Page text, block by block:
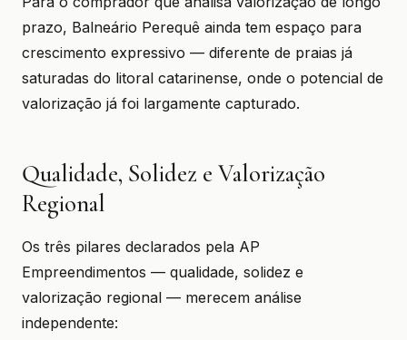
prazo, Balneário Perequê ainda tem espaço para
crescimento expressivo — diferente de praias já
saturadas do litoral catarinense, onde o potencial de
valorização já foi largamente capturado.
Qualidade, Solidez e Valorização
Regional
Os três pilares declarados pela AP
Empreendimentos — qualidade, solidez e
valorização regional — merecem análise
independente: